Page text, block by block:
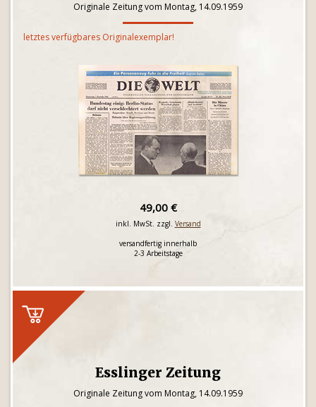
Originale Zeitung vom Montag, 14.09.1959
letztes verfügbares Originalexemplar!
49,00 €
inkl. MwSt. zzgl. Versand
versandfertig innerhalb
2-3 Arbeitstage
Esslinger Zeitung
Originale Zeitung vom Montag, 14.09.1959